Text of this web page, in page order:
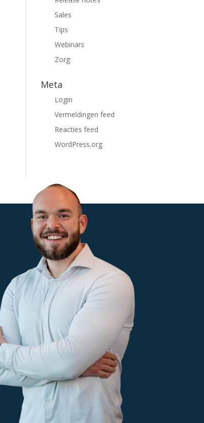
Sales
Tips
Webinars
Zorg
Meta
Login
Vermeldingen feed
Reacties feed
WordPress.org